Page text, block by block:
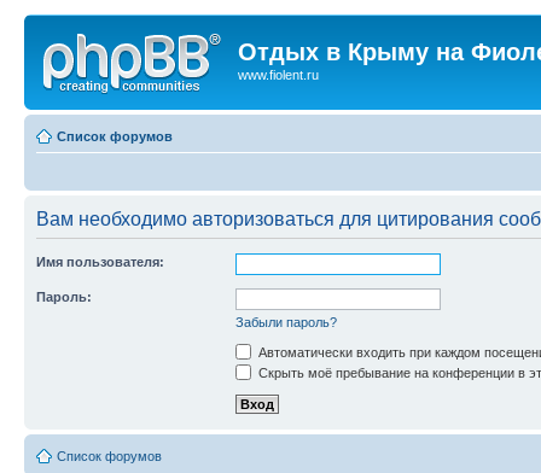
Отдых в Крыму на
www.fiolent.ru
Список форумов
Вам необходимо авторизоваться для цитирования
Имя пользователя:
Пароль:
Забыли пароль?
Автоматически входить при каждом
Скрыть моё пребывание на конференции в
Список форумов